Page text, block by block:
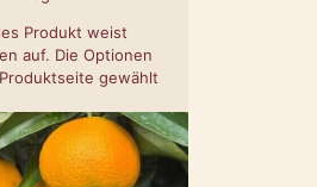
Produkt weist
auf. Die Optionen
gewählt